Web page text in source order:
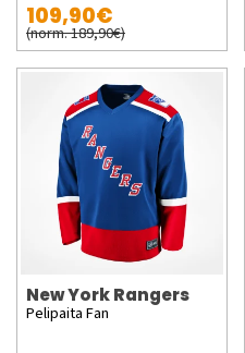
109,90€
(norm. 189,90€)
New York Rangers
Pelipaita Fan